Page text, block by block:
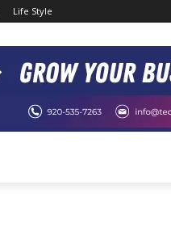
Life Style